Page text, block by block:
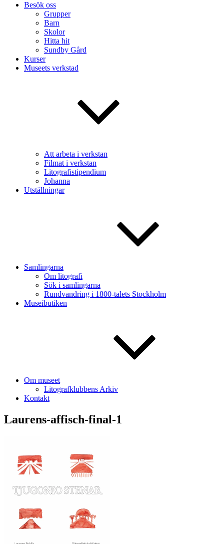
Besök oss
Grupper
Barn
Skolor
Hitta hit
Sundby Gård
Kurser
Museets verkstad
Att arbeta i verkstan
Filmat i verkstan
Litografistipendium
Johanna
Utställningar
Samlingarna
Om litografi
Sök i samlingarna
Rundvandring i 1800-talets Stockholm
Museibutiken
Om museet
Litografklubbens Arkiv
Kontakt
Laurens-affisch-final-1